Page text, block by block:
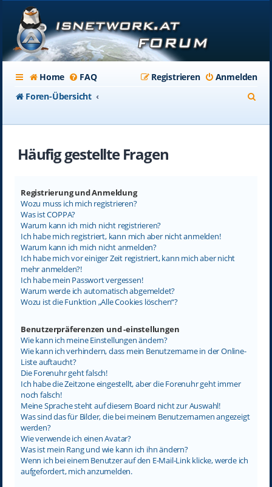
Home FAQ Anmelden
Registrieren
Foren-Übersicht
Häufig gestellte Fragen
Registrierung und Anmeldung
Wozu muss ich mich registrieren?
Was ist COPPA?
Warum kann ich mich nicht registrieren?
Ich habe mich registriert, kann mich aber nicht anmelden!
Warum kann ich mich nicht anmelden?
Ich habe mich vor einiger Zeit registriert, kann mich aber nicht
mehr anmelden?!
Ich habe mein Passwort vergessen!
Warum werde ich automatisch abgemeldet?
Wozu ist die Funktion „Alle Cookies löschen“?
Benutzerpräferenzen und -einstellungen
Wie kann ich meine Einstellungen ändern?
Wie kann ich verhindern, dass mein Benutzername in der Online-
Liste auftaucht?
Die Forenuhr geht falsch!
Ich habe die Zeitzone eingestellt, aber die Forenuhr geht immer
noch falsch!
Meine Sprache steht auf diesem Board nicht zur Auswahl!
Was sind das für Bilder, die bei meinem Benutzernamen angezeigt
werden?
Wie verwende ich einen Avatar?
Was ist mein Rang und wie kann ich ihn ändern?
Wenn ich bei einem Benutzer auf den E-Mail-Link klicke, werde ich
aufgefordert, mich anzumelden.